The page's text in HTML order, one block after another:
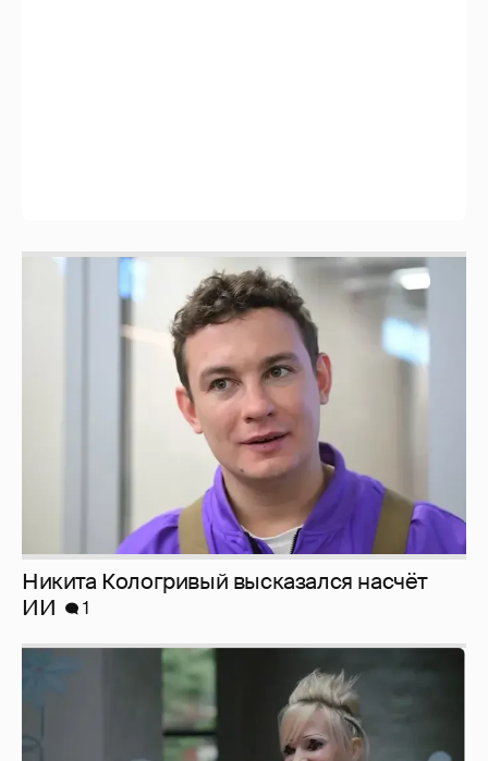
Никита Кологривый высказался насчёт
Певица Глюкоза рассказала о съёмках для
эротического журнала
3